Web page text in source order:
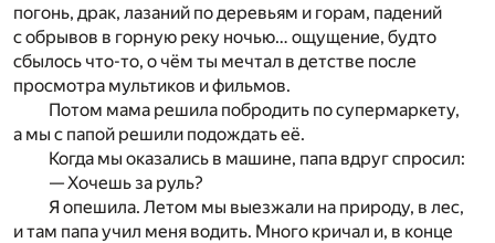
погонь, драк, лазаний по деревьям и горам, падений
с обрывов в горную реку ночью… ощущение, будто
сбылось что-то, о чём ты мечтал в детстве после
просмотра мультиков и фильмов.
Потом мама решила побродить по супермаркету,
а мы с папой решили подождать её.
Когда мы оказались в машине, папа вдруг спросил:
— Хочешь за руль?
Я опешила. Летом мы выезжали на природу, в лес,
и там папа учил меня водить. Много кричал и, в конце